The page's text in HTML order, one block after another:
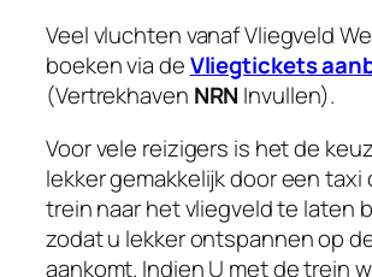
Veel vluchten vanaf Vliegveld
boeken via deVliegtickets
(Vertrekhaven NRN Invullen).
Voor vele reizigers is het de
lekker gemakkelijk door een taxi
trein naar het vliegveld te laten
zodat u lekker ontspannen op
aankomt. Indien U met de trein